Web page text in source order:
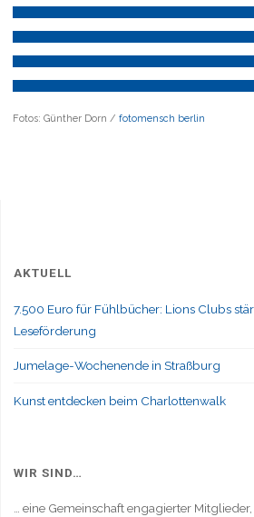
Fotos: Günther Dorn / fotomensch berlin
AKTUELL
7.500 Euro für Fühlbücher: Lions Clubs
Leseförderung
Jumelage-Wochenende in Straßburg
Kunst entdecken beim Charlottenwalk
WIR SIND…
… eine Gemeinschaft engagierter